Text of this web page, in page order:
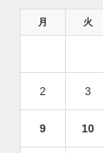
月 火
2 3
9 10